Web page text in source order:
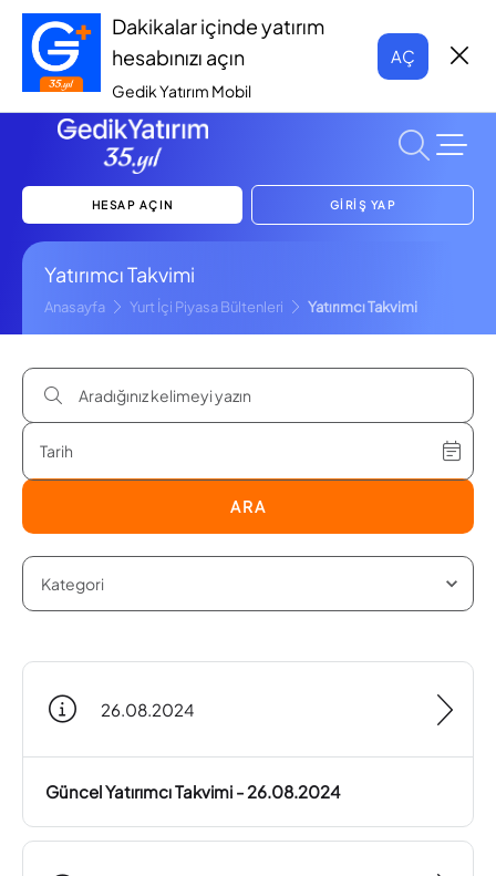
Dakikalar içinde yatırım
hesabınızı açın
Gedik Yatırım Mobil
AÇ
HESAP AÇIN GİRİŞ YAP
Yatırımcı Takvimi
Anasayfa Yurt İçi Piyasa Bültenleri Yatırımcı Takvimi
ARA
26.08.2024
Güncel Yatırımcı Takvimi - 26.08.2024